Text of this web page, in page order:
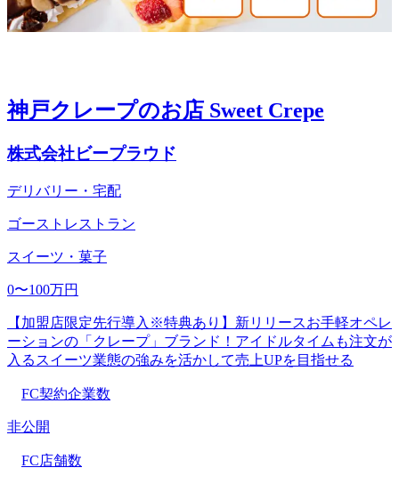
神戸クレープのお店 Sweet Crepe
株式会社ビープラウド
デリバリー・宅配
ゴーストレストラン
スイーツ・菓子
0〜100万円
【加盟店限定先行導入※特典あり】新リリースお手軽オペレ
ーションの「クレープ」ブランド！アイドルタイムも注文が
入るスイーツ業態の強みを活かして売上UPを目指せる
FC契約企業数
非公開
FC店舗数